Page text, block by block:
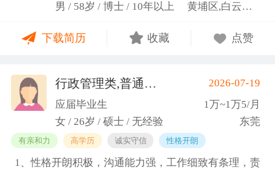
男 / 58岁 / 博士 / 10年以上
黄埔区,白云区,增城市
下载简历 收藏 点赞
行政管理类,普通教师类 (蓝小艳)2026-07-19
应届毕业生
1万~1万5/月
女 / 26岁 / 硕士 / 无经验
东莞
有亲和力 高学历 诚实守信 性格开朗
1、性格开朗积极，沟通能力强，工作细致有条理，责